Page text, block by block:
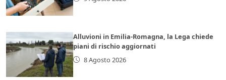
Alluvioni in Emilia-Romagna, la Lega chiede
piani di rischio aggiornati
8 Agosto 2026